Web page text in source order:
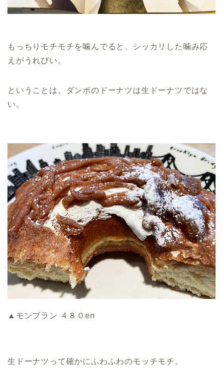
もっちりモチモチを噛んでると、シッカリした噛み応
えがうれぴい。
ということは、ダンボのドーナツは生ドーナツではな
い。
▲モンブラン ４８０en
生ドーナツって確かにふわふわのモッチモチ。